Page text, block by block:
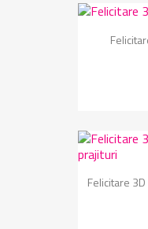
Felicitare